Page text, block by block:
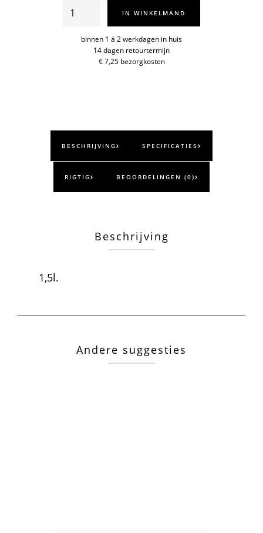
Mix-
mengkom
IN WINKELMAND
binnen 1 á 2 werkdagen in huis
14 dagen retourtermijn
€ 7,25 bezorgkosten
BESCHRIJVING SPECIFICATIES
RIGTIG BEOORDELINGEN (0)
Beschrijving
1,5l.
Andere suggesties